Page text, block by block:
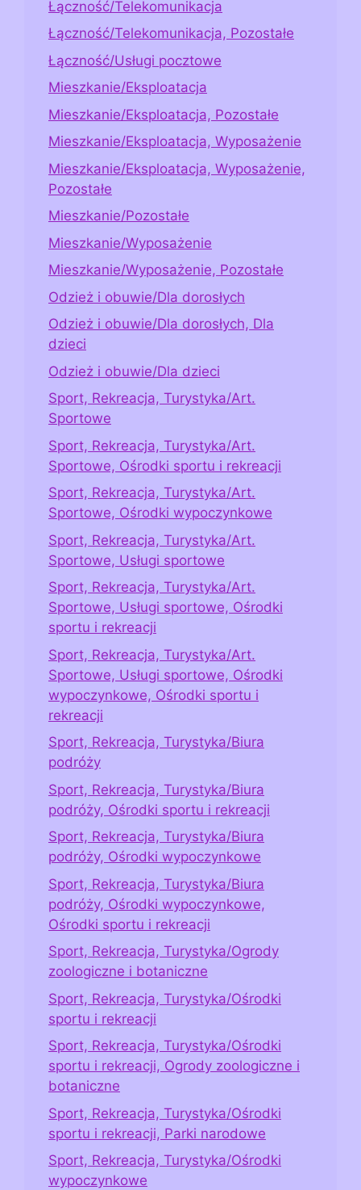
Łączność/Telekomunikacja
Łączność/Telekomunikacja, Pozostałe
Łączność/Usługi pocztowe
Mieszkanie/Eksploatacja
Mieszkanie/Eksploatacja, Pozostałe
Mieszkanie/Eksploatacja, Wyposażenie
Mieszkanie/Eksploatacja, Wyposażenie,
Pozostałe
Mieszkanie/Pozostałe
Mieszkanie/Wyposażenie
Mieszkanie/Wyposażenie, Pozostałe
Odzież i obuwie/Dla dorosłych
Odzież i obuwie/Dla dorosłych, Dla
dzieci
Odzież i obuwie/Dla dzieci
Sport, Rekreacja, Turystyka/Art.
Sportowe
Sport, Rekreacja, Turystyka/Art.
Sportowe, Ośrodki sportu i rekreacji
Sport, Rekreacja, Turystyka/Art.
Sportowe, Ośrodki wypoczynkowe
Sport, Rekreacja, Turystyka/Art.
Sportowe, Usługi sportowe
Sport, Rekreacja, Turystyka/Art.
Sportowe, Usługi sportowe, Ośrodki
sportu i rekreacji
Sport, Rekreacja, Turystyka/Art.
Sportowe, Usługi sportowe, Ośrodki
wypoczynkowe, Ośrodki sportu i
rekreacji
Sport, Rekreacja, Turystyka/Biura
podróży
Sport, Rekreacja, Turystyka/Biura
podróży, Ośrodki sportu i rekreacji
Sport, Rekreacja, Turystyka/Biura
podróży, Ośrodki wypoczynkowe
Sport, Rekreacja, Turystyka/Biura
podróży, Ośrodki wypoczynkowe,
Ośrodki sportu i rekreacji
Sport, Rekreacja, Turystyka/Ogrody
zoologiczne i botaniczne
Sport, Rekreacja, Turystyka/Ośrodki
sportu i rekreacji
Sport, Rekreacja, Turystyka/Ośrodki
sportu i rekreacji, Ogrody zoologiczne i
botaniczne
Sport, Rekreacja, Turystyka/Ośrodki
sportu i rekreacji, Parki narodowe
Sport, Rekreacja, Turystyka/Ośrodki
wypoczynkowe